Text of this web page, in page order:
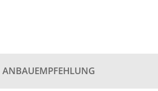
ANBAUEMPFEHLUNG